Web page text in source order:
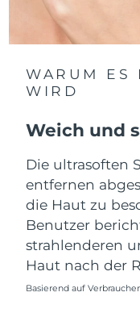
WARUM ES
WIRD
Weich und
Die ultrasoften
entfernen
die Haut zu
Benutzer
strahlenderen
Haut nach der
Basierend auf
Niederlande
Neuseeland
Oman
Philippinen
Polen
Portugal
Puerto Rico